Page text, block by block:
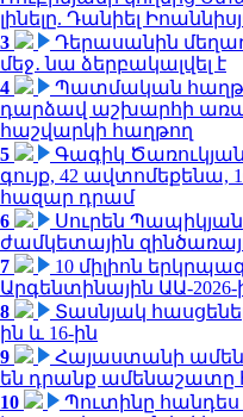
լինելը. Դանիել
3
Դերասանին
մեջ․ նա ձերբակալվել է
4
Պատմական
դարձավ աշխարհի
հաշվարկի հաղթող
5
Գագիկ
գույք, 42 ավտոմեքենա,
հազար դրամ
6
Սուրեն
ժամկետային
7
10 միլիոն
Արգենտինային ԱԱ-2026-
8
Տասնյակ
ին և 16-ին
9
Հայաստանի
են դրանք ամենաշատը
10
Պուտինը հանդես